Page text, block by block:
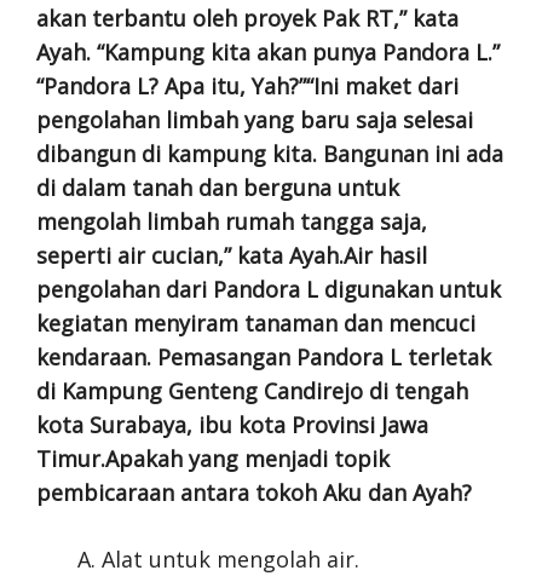
akan terbantu oleh proyek Pak RT,” kata
Ayah. “Kampung kita akan punya Pandora L.”
“Pandora L? Apa itu, Yah?”“Ini maket dari
pengolahan limbah yang baru saja selesai
dibangun di kampung kita. Bangunan ini ada
di dalam tanah dan berguna untuk
mengolah limbah rumah tangga saja,
seperti air cucian,” kata Ayah.Air hasil
pengolahan dari Pandora L digunakan untuk
kegiatan menyiram tanaman dan mencuci
kendaraan. Pemasangan Pandora L terletak
di Kampung Genteng Candirejo di tengah
kota Surabaya, ibu kota Provinsi Jawa
Timur.Apakah yang menjadi topik
pembicaraan antara tokoh Aku dan Ayah?
Alat untuk mengolah air.